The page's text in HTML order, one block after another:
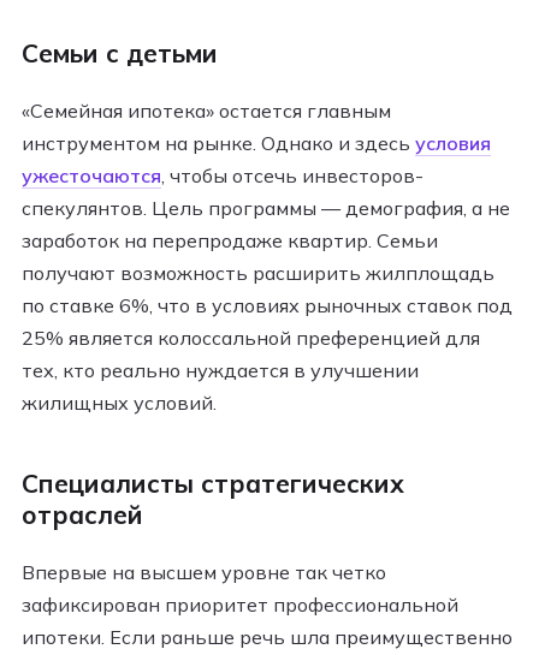
Семьи с детьми
«Семейная ипотека» остается главным
инструментом на рынке. Однако и здесь условия
ужесточаются , чтобы отсечь инвесторов-
спекулянтов. Цель программы — демография, а не
заработок на перепродаже квартир. Семьи
получают возможность расширить жилплощадь
по ставке 6%, что в условиях рыночных ставок под
25% является колоссальной преференцией для
тех, кто реально нуждается в улучшении
жилищных условий.
Специалисты стратегических
отраслей
Впервые на высшем уровне так четко
зафиксирован приоритет профессиональной
ипотеки. Если раньше речь шла преимущественно